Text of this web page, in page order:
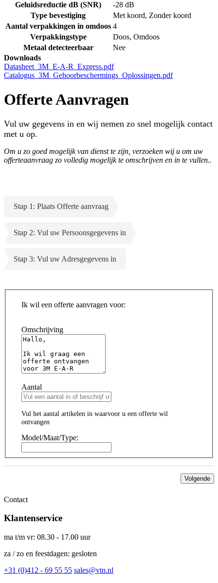
Geluidsreductie dB (SNR)
-28 dB
Type bevestiging
Met koord, Zonder koord
Aantal verpakkingen in omdoos 4
Verpakkingstype
Doos, Omdoos
Metaal detecteerbaar
Nee
Downloads
Datasheet_3M_E-A-R_Express.pdf
Catalogus_3M_Gehoorbeschermings_Oplossingen.pdf
Offerte Aanvragen
Vul uw gegevens in en wij nemen zo snel mogelijk contact
met u op.
Om u zo goed mogelijk van dienst te zijn, verzoeken wij u om uw
offerteaanvraag zo volledig mogelijk te omschrijven en in te vullen..
Stap 1: Plaats Offerte aanvraag
Stap 2: Vul uw Persoonsgegevens in
Stap 3: Vul uw Adresgegevens in
Ik wil een offerte aanvragen voor:
Omschrijving
Aantal
Vul het aantal artikelen in waarvoor u een offerte wil
ontvangen
Model/Maat/Type:
Volgende
Contact
Klantenservice
ma t/m vr: 08.30 - 17.00 uur
za / zo en feestdagen: gesloten
+31 (0)412 - 69 55 55 sales@vtn.nl